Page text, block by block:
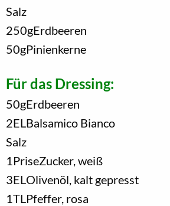
Salz
250gErdbeeren
50gPinienkerne
Für das Dressing:
50gErdbeeren
2EL Balsamico Bianco
Salz
1 PriseZucker, weiß
3EL Olivenöl, kalt gepresst
1TL Pfeffer, rosa